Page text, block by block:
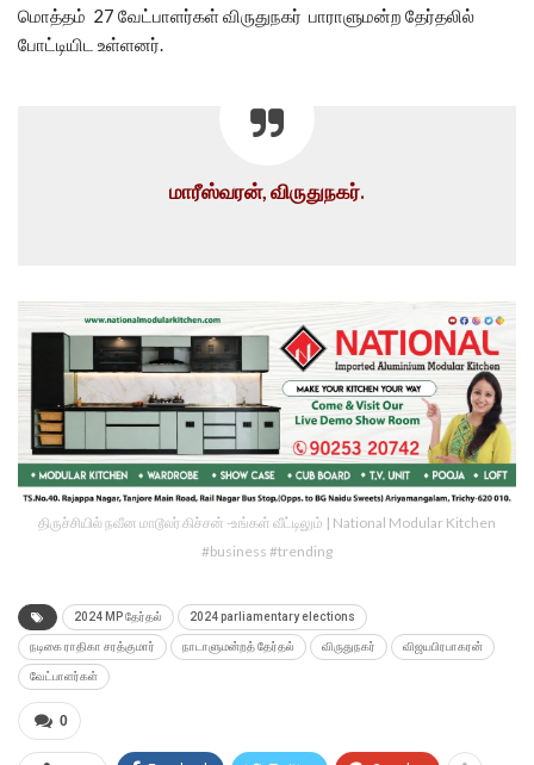
மொத்தம் 27 வேட்பாளர்கள் விருதுநகர் பாராளுமன்ற தேர்தலில்
போட்டியிட உள்ளனர்.
மாரீஸ்வரன், விருதுநகர்.
திருச்சியில் நவீன மாடூலர் கிச்சன் -உங்கள் வீட்டிலும் | National Modular Kitchen
#business #trending
2024 MP தேர்தல் 2024 parliamentary elections
நடிகை ராதிகா சரத்குமார் நாடாளுமன்றத் தேர்தல் விருதுநகர் விஜயபிரபாகரன்
வேட்பாளர்கள்
0